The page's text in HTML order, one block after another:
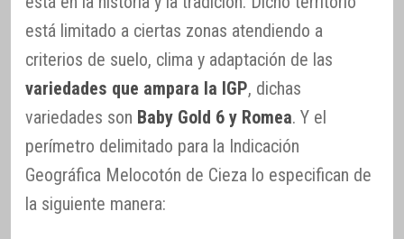
está limitado a ciertas zonas atendiendo a
criterios de suelo, clima y adaptación de las
variedades que ampara la IGP, dichas
variedades son Baby Gold 6 y Romea. Y el
perímetro delimitado para la Indicación
Geográfica Melocotón de Cieza lo especifican de
la siguiente manera: